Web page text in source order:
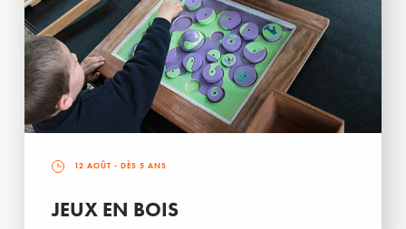
12 AOÛT - DÈS 5 ANS
JEUX EN BOIS